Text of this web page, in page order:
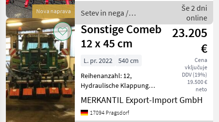
Nova naprava
heckangebaute Modell
Setev in nega /
Sonstige
Še 2 dni
online
Sonstige Comeb
12 x 45 cm
23.205
€
Cena
vključuje
DDV (19%)
19.500 €
neto
L. pr. 2022
540 cm
Reihenanzahl: 12,
Hydraulische Klappung
________ Reihenfräse
Frästiefe: 10 cm Fräsmesser:
192 Gelenkwelle 12 x 50 cm
MERKANTIL Export-Import GmbH
17094 Pragsdorf